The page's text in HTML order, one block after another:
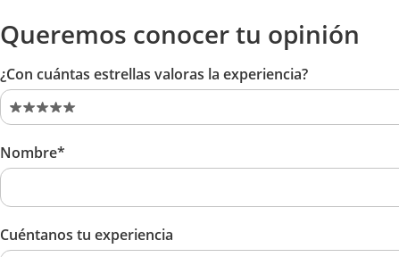
Queremos conocer tu opinión
¿Con cuántas estrellas valoras la experiencia?
Nombre*
Cuéntanos tu experiencia